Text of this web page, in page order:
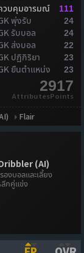
วบคุมอารมณ์ 111
พุ่งรับ 24
รับบอล 24
ส่งบอล 22
ปฏิกิริยา 23
ยืนตำแหน่ง 23
2917
AttributesPoints
Flair
(AI)
งบอลและเลี้ยง
กคู่แข่ง